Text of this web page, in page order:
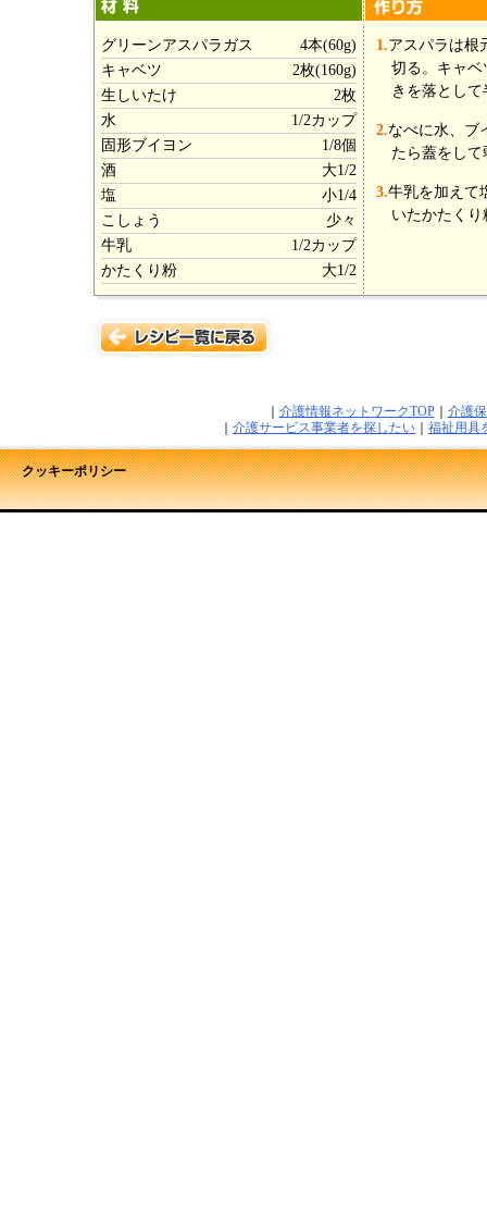
グリーンアスパラガス
4本(60g)
キャベツ
2枚(160g)
生しいたけ
2枚
水
1/2カップ
固形ブイヨン
1/8個
酒
大1/2
塩
小1/4
こしょう
少々
牛乳
1/2カップ
かたくり粉
大1/2
1.アスパラは根
切る。キャ
きを落とし
2.なべに水、ブ
たら蓋をして
3.牛乳を加えて
いたかたく
介護情報ネットワークTOP｜ 介護
介護サービス事業者を探したい 福祉用具
クッキーポリシー